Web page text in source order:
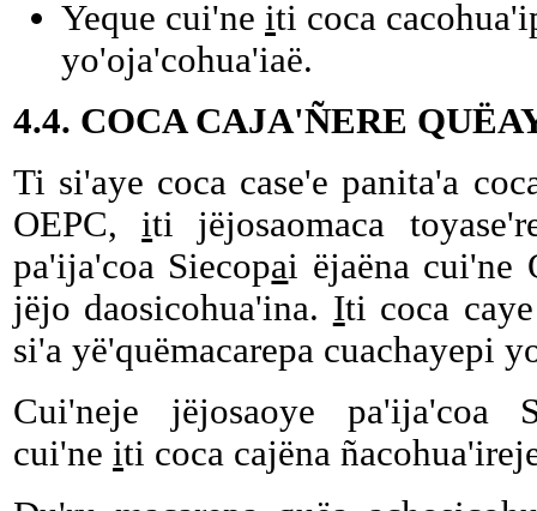
Yeque cui'ne iti coca
yo'oja'cohua'iaë.
4.4. COCA CAJA'ÑERE
Ti si'aye coca case'e panita'a
OEPC,iti jëjosaomaca
pa'ija'coa Siecopai ëjaëna cui'ne
jëjo daosicohua'ina. Iti coca
si'a yë'quëmacarepa cuachayepi
Cui'neje jëjosaoye pa'ija'coa
cui'ne iti coca cajëna